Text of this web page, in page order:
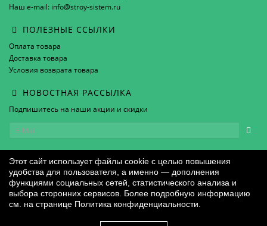
Наш e-mail: info@stroy-sistem.ru
ПОЛЕЗНЫЕ ССЫЛКИ
Оплата товара
Доставка товара
Условия возврата товара
НОВОСТНАЯ РАССЫЛКА
Подпишитесь на наши акции и скидки
ООО "Строительные Системы Сибири" © 2018 – 2026
Этот сайт использует файлы cookie с целью повышения
удобства для пользователя, а именно — дополнения
функциями социальных сетей, статистического анализа и
выбора сторонних сервисов. Более подробную информацию
см. на странице Политика конфиденциальности